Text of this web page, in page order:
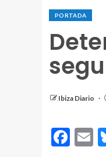
PORTADA
Ibiza Diario